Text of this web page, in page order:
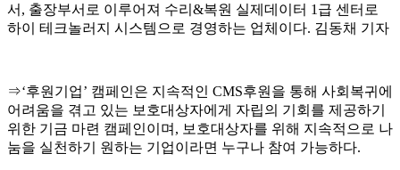
서 , 출장부서로 이루어져 수리 &복원 실제데이터 1 급 센터로
하이 테크놀러지 시스템으로 경영하는 업체이다. 김동채 기자
⇒‘후원기업’ 캠페인은 지속적인 CMS후원을 통해 사회복귀에
어려움을 겪고 있는 보호대상자에게 자립의 기회를 제공하기
위한 기금 마련 캠페인이며 , 보호대상자를 위해 지속적으로 나
눔을 실천하기 원하는 기업이라면 누구나 참여 가능하다.